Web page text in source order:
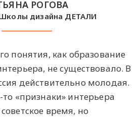
РОГОВА
дизайна ДЕТАЛИ
понятия, как образование
не существовало. В
действительно молодая.
то «признаки» интерьера
время, но